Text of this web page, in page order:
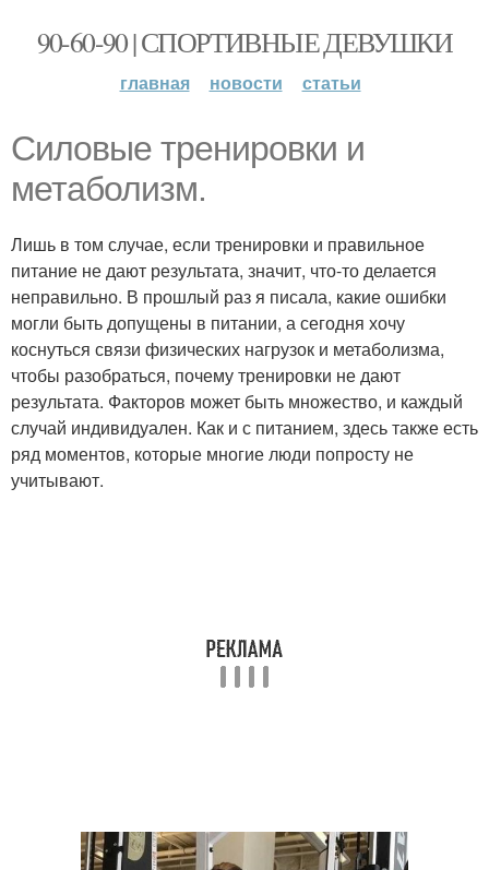
90-60-90 | СПОРТИВНЫЕ ДЕВУШКИ
главная новости статьи
Силовые тренировки и
метаболизм.
Лишь в том случае, если тренировки и правильное
питание не дают результата, значит, что-то делается
неправильно. В прошлый раз я писала, какие ошибки
могли быть допущены в питании, а сегодня хочу
коснуться связи физических нагрузок и метаболизма,
чтобы разобраться, почему тренировки не дают
результата. Факторов может быть множество, и каждый
случай индивидуален. Как и с питанием, здесь также есть
ряд моментов, которые многие люди попросту не
учитывают.